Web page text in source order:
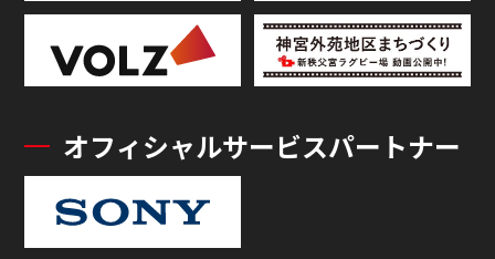
オフィシャルサービスパートナー